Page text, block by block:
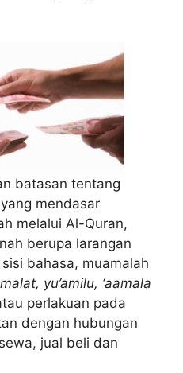
batasan tentang
mendasar
melalui Al-Quran,
berupa larangan
bahasa, muamalah
yu’amilu, ‘aamala
perlakuan pada
dengan hubungan
jual beli dan